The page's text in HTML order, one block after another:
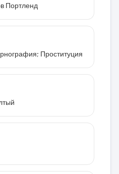
Портленд
Проституция